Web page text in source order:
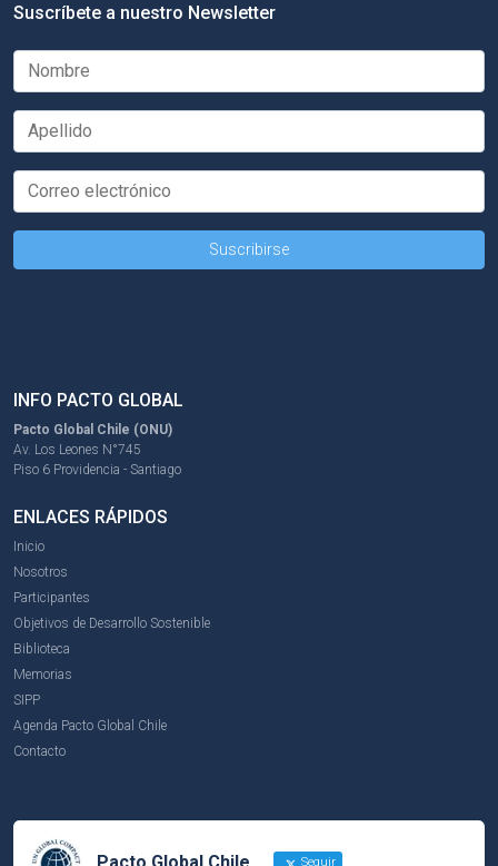
Suscríbete a nuestro Newsletter
INFO PACTO GLOBAL
Pacto Global Chile (ONU)
Av. Los Leones N°745
Piso 6 Providencia - Santiago
ENLACES RÁPIDOS
Inicio
Nosotros
Participantes
Objetivos de Desarrollo Sostenible
Biblioteca
Memorias
SIPP
Agenda Pacto Global Chile
Contacto
Pacto Global Chile Seguir